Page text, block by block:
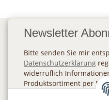
Newsletter
Bitte senden Sie mir
Datenschutzerklärung
widerruflich
Produktsortiment per E-